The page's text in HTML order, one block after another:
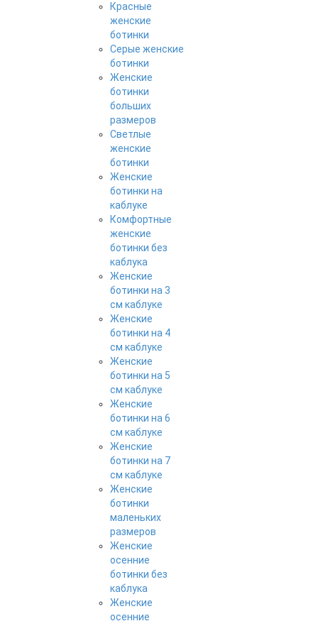
Красные
женские
ботинки
Серые женские
ботинки
Женские
ботинки
больших
размеров
Светлые
женские
ботинки
Женские
ботинки на
каблуке
Комфортные
женские
ботинки без
каблука
Женские
ботинки на 3
см каблуке
Женские
ботинки на 4
см каблуке
Женские
ботинки на 5
см каблуке
Женские
ботинки на 6
см каблуке
Женские
ботинки на 7
см каблуке
Женские
ботинки
маленьких
размеров
Женские
осенние
ботинки без
каблука
Женские
осенние